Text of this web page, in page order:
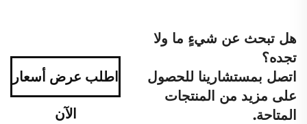
هل تبحث عن شيءٍ ما ولا
تجده؟
اتصل بمستشارينا للحصول
على مزيد من المنتجات
المتاحة.
اطلب عرض أسعار
الآن